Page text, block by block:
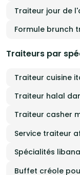
Traiteur jour de
Formule brunch
Traiteurs par
Traiteur cuisine
Traiteur halal
Traiteur casher
Service traiteur
Spécialités
Buffet créole